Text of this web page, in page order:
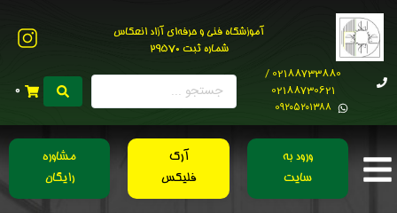
آموزشگاه فنی و حرفه‌ای آزاد انعکاس
شماره ثبت 29570
02188733880 /
02188730621
0۹۲۰۵۲۰۱۳۸۸
0
ورود به
سایت
آرک
فلیکس
مشاوره
رایگان